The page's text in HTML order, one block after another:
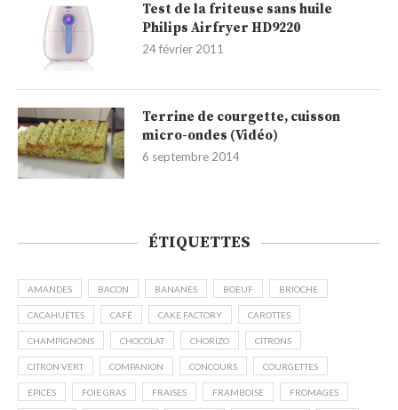
Test de la friteuse sans huile
Philips Airfryer HD9220
24 février 2011
Terrine de courgette, cuisson
micro-ondes (Vidéo)
6 septembre 2014
ÉTIQUETTES
AMANDES BACON BANANES BOEUF BRIOCHE
CACAHUÈTES CAFÉ CAKE FACTORY CAROTTES
CHAMPIGNONS CHOCOLAT CHORIZO CITRONS
CITRON VERT COMPANION CONCOURS COURGETTES
EPICES FOIE GRAS FRAISES FRAMBOISE FROMAGES